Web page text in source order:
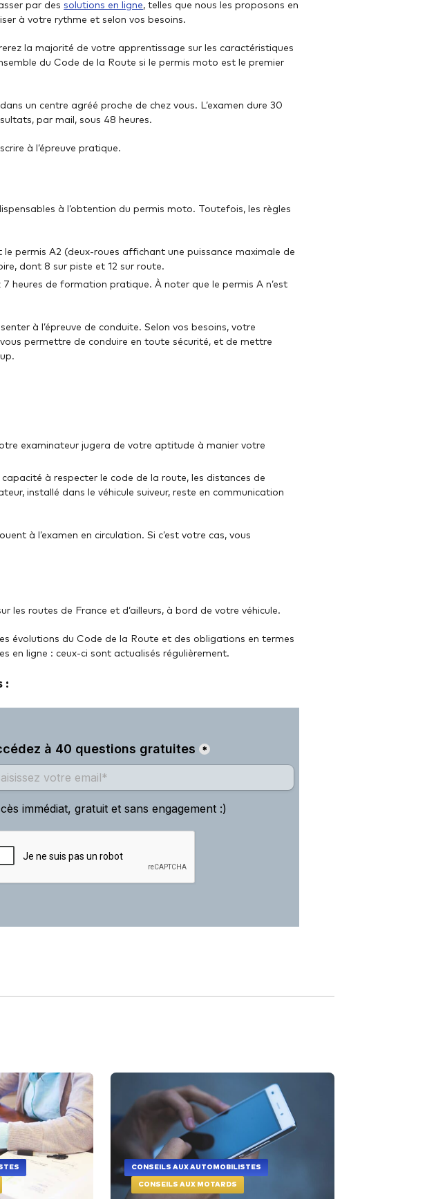
par des solutions en ligne, telles que nous les proposons en
à votre rythme et selon vos besoins.
la majorité de votre apprentissage sur les caractéristiques
du Code de la Route si le permis moto est le premier
un centre agréé proche de chez vous. L’examen dure 30
par mail, sous 48 heures.
à l’épreuve pratique.
à l’obtention du permis moto. Toutefois, les règles
le permis A2 (deux-roues affichant une puissance maximale de
dont 8 sur piste et 12 sur route.
heures de formation pratique. À noter que le permis A n’est
à l’épreuve de conduite. Selon vos besoins, votre
permettre de conduire en toute sécurité, et de mettre
examinateur jugera de votre aptitude à manier votre
à respecter le code de la route, les distances de
installé dans le véhicule suiveur, reste en communication
à l’examen en circulation. Si c’est votre cas, vous
les routes de France et d’ailleurs, à bord de votre véhicule.
évolutions du Code de la Route et des obligations en termes
en ligne : ceux-ci sont actualisés régulièrement.
:
CONSEILS AUX AUTOMOBILISTES
CONSEILS AUX MOTARDS